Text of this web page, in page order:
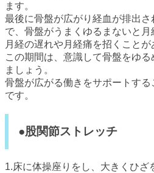
ます。
最後に骨盤が広がり経血が排出
で、骨盤がうまくゆるまないと月
月経の遅れや月経痛を招くことが
この期間は、意識して骨盤をゆ
ましょう。
骨盤が広がる働きをサポートす
です。
●股関節ストレッチ
1.床に体操座りをし、大きくひざ